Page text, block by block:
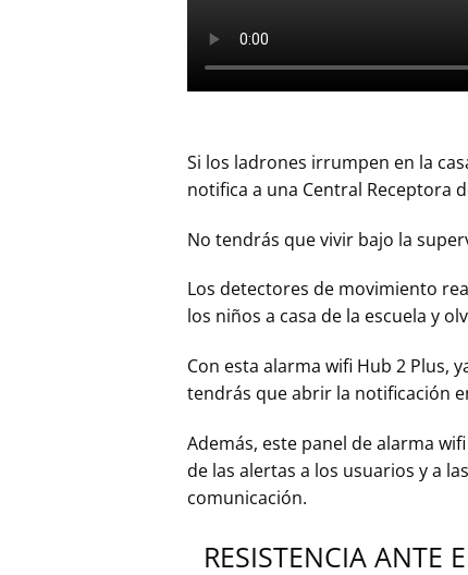
Si los ladrones irrumpen en la
notifica a una Central Receptora
No tendrás que vivir bajo la
Los detectores de movimiento
los niños a casa de la escuela y
Con esta alarma wifi Hub 2 Plus,
tendrás que abrir la notificación
Además, este panel de alarma wifi
de las alertas a los usuarios y a
comunicación.
RESISTENCIA ANTE